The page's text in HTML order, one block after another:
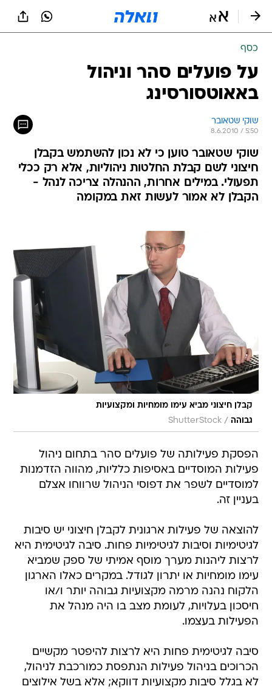
כסף
על פועלים סהר וניהול
באאוטסורסינג
שוקי שטאובר
8.6.2010 / 5:50
שוקי שטאובר טוען כי לא נכון להשתמש בקבלן
חיצוני לשם קבלת החלטות ניהוליות, אלא רק ככלי
תפעולי. במילים אחרות, ההנהלה צריכה לנהל -
הקבלן לא אמור לעשות זאת במקומה
קבלן חיצוני מביא עימו מומחיות ומקצועיות
גבוהה /
ShutterStock
הפסקת פעילותה של פועלים סהר בתחום ניהול
פעילות המוסדיים באסיפות כלליות, מהווה הזדמנות
למוסדיים לשפר את דפוסי הניהול שרווחו אצלם
בעניין זה.
להוצאה של פעילות ארגונית לקבלן חיצוני יש סיבות
לגיטימיות וסיבות לגיטימיות פחות. סיבה לגיטימית היא
לרצות ליהנות מערך מוסף אמיתי של ספק שמביא
עימו מומחיות או יתרון לגודל. במקרים כאלו הארגון
הלקוח נהנה מרמה מקצועיות גבוהה יותר ו/או
חיסכון בעלויות, לעומת מצב בו היה מנהל את
הפעילות בעצמו.
סיבה לגיטימית פחות היא לרצות להיפטר מקשיים
הכרוכים בניהול פעילות הנתפסת כמורכבת לניהול,
לא בגלל סיבות מקצועיות דווקא; אלא בשל אילוצים